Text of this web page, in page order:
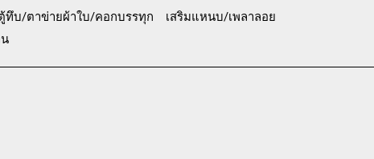
ทึบ/ตาข่ายผ้าใบ/คอกบรรทุก
เสริมแหนบ/เพลาลอย